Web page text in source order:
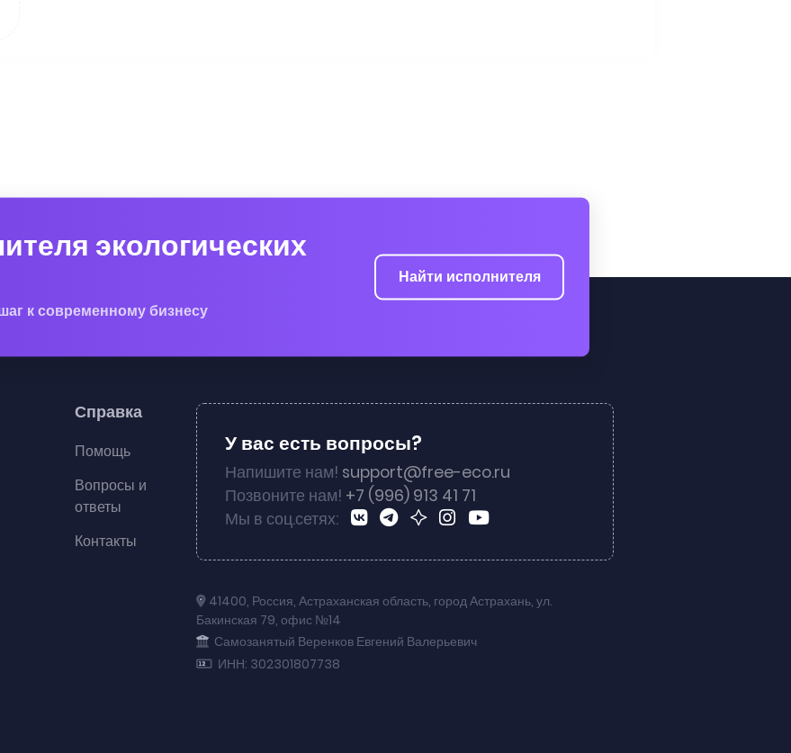
экологических
к современному бизнесу
Найти исполнителя
Справка
Помощь
Вопросы и
ответы
Контакты
У вас есть вопросы?
Напишите нам! support@free-eco.ru
Позвоните нам! +7 (996) 913 41 71
Мы в соц.сетях:
41400, Россия, Астраханская область, город Астрахань, ул.
Бакинская 79, офис №14
Самозанятый Веренков Евгений Валерьевич
ИНН: 302301807738